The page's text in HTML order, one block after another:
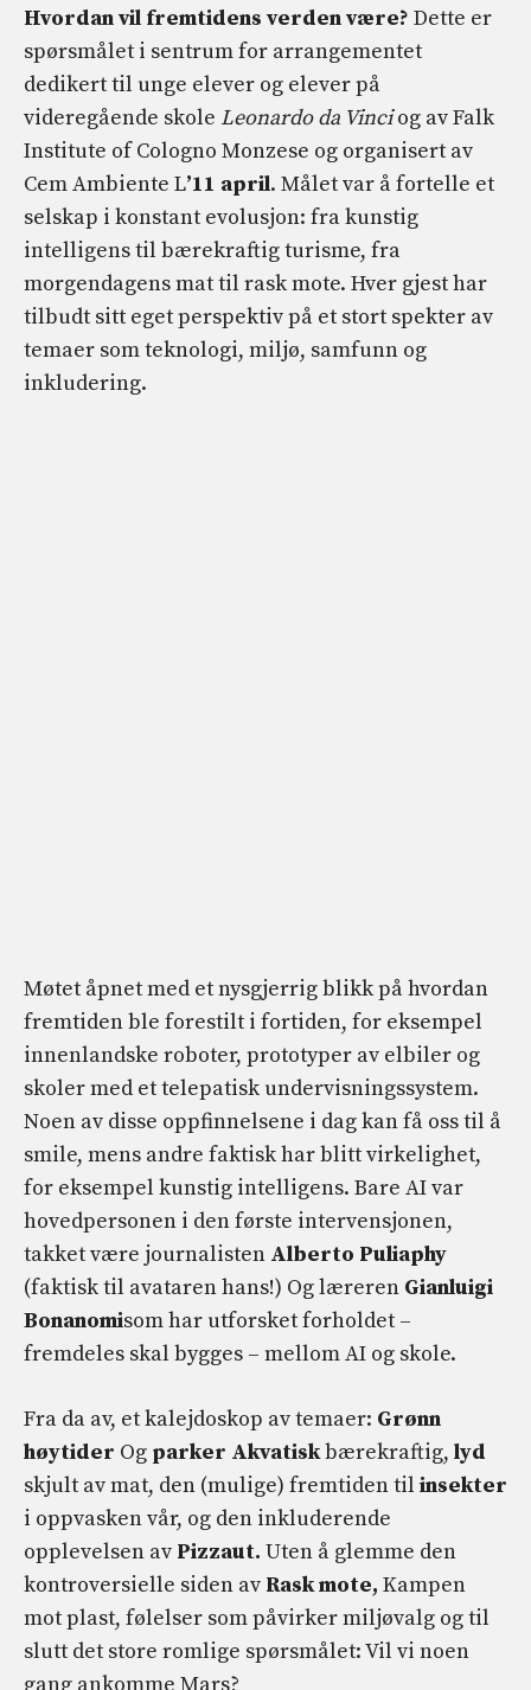
Hvordan vil fremtidens verden være? Dette er
spørsmålet i sentrum for arrangementet
dedikert til unge elever og elever på
videregående skole Leonardo da Vinciog av Falk
Institute of Cologno Monzese og organisert av
Cem Ambiente L’11 april. Målet var å fortelle et
selskap i konstant evolusjon: fra kunstig
intelligens til bærekraftig turisme, fra
morgendagens mat til rask mote. Hver gjest har
tilbudt sitt eget perspektiv på et stort spekter av
temaer som teknologi, miljø, samfunn og
inkludering.
Møtet åpnet med et nysgjerrig blikk på hvordan
fremtiden ble forestilt i fortiden, for eksempel
innenlandske roboter, prototyper av elbiler og
skoler med et telepatisk undervisningssystem.
Noen av disse oppfinnelsene i dag kan få oss til å
smile, mens andre faktisk har blitt virkelighet,
for eksempel kunstig intelligens. Bare AI var
hovedpersonen i den første intervensjonen,
takket være journalisten Alberto Puliaphy
(faktisk til avataren hans!) Og læreren Gianluigi
Bonanomisom har utforsket forholdet –
fremdeles skal bygges – mellom AI og skole.
Fra da av, et kalejdoskop av temaer: Grønn
høytider Og parker Akvatiskbærekraftig, lyd
skjult av mat, den (mulige) fremtiden til insekter
i oppvasken vår, og den inkluderende
opplevelsen av Pizzaut. Uten å glemme den
kontroversielle siden av Rask mote, Kampen
mot plast, følelser som påvirker miljøvalg og til
slutt det store romlige spørsmålet: Vil vi noen